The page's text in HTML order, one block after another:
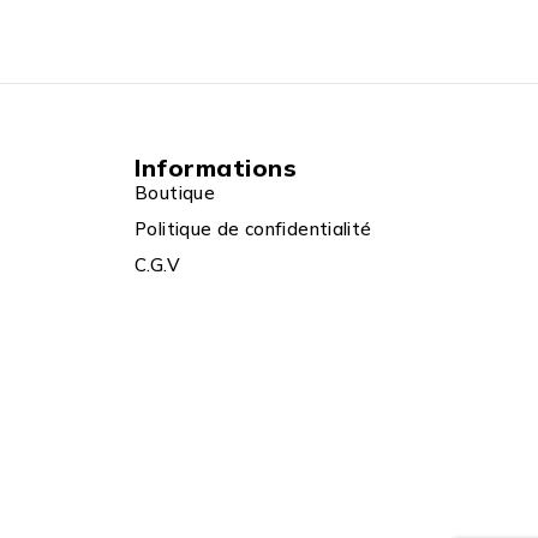
Informations
Boutique
Politique de confidentialité
C.G.V